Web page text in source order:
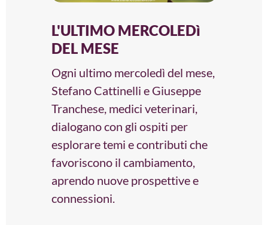
L'ULTIMO MERCOLEDì
DEL MESE
Ogni ultimo mercoledì del mese,
Stefano Cattinelli e Giuseppe
Tranchese, medici veterinari,
dialogano con gli ospiti per
esplorare temi e contributi che
favoriscono il cambiamento,
aprendo nuove prospettive e
connessioni.